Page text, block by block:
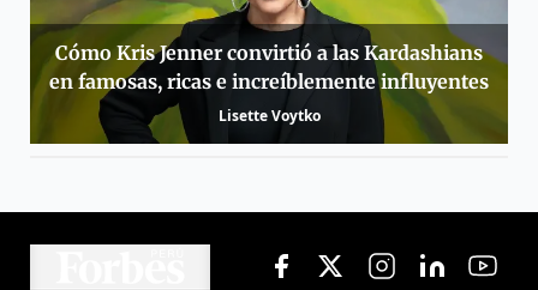
Cómo Kris Jenner convirtió a las Kardashians
en famosas, ricas e increíblemente influyentes
Lisette Voytko